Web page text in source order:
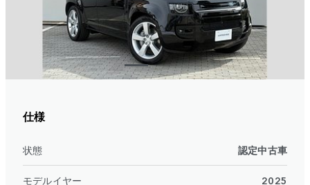
仕様
状態 認定中古車
モデルイヤー 2025